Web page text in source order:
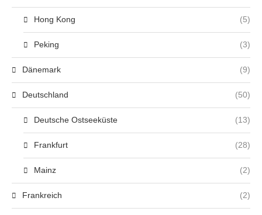
Hong Kong (5)
Peking (3)
Dänemark (9)
Deutschland (50)
Deutsche Ostseeküste (13)
Frankfurt (28)
Mainz (2)
Frankreich (2)